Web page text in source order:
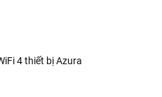
4 thiết bị Azura